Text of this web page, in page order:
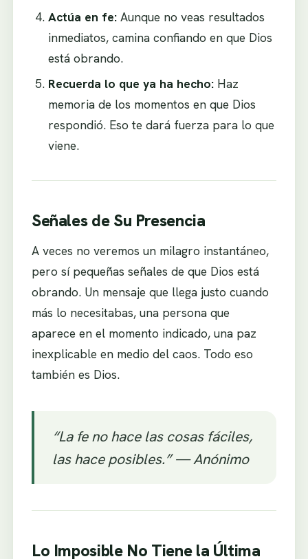
Actúa en fe: Aunque no veas resultados
inmediatos, camina confiando en que Dios
está obrando.
Recuerda lo que ya ha hecho: Haz
memoria de los momentos en que Dios
respondió. Eso te dará fuerza para lo que
viene.
Señales de Su Presencia
A veces no veremos un milagro instantáneo,
pero sí pequeñas señales de que Dios está
obrando. Un mensaje que llega justo cuando
más lo necesitabas, una persona que
aparece en el momento indicado, una paz
inexplicable en medio del caos. Todo eso
también es Dios.
“La fe no hace las cosas fáciles,
las hace posibles.” — Anónimo
Lo Imposible No Tiene la Última